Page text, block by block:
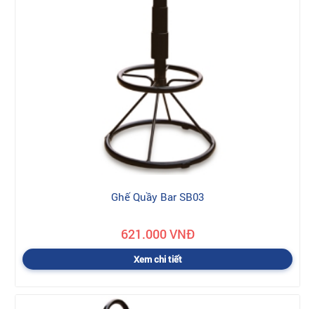
Ghế Quầy Bar SB03
621.000 VNĐ
Xem chi tiết